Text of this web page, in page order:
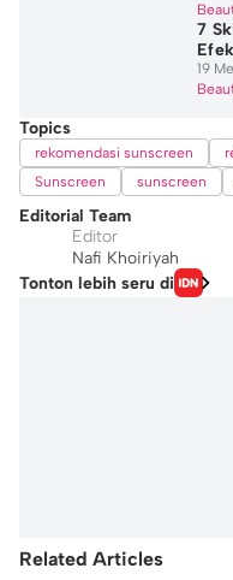
7
19
Topics
rekomendasi sunscreen
Sunscreen
sunscreen
Editorial Team
Editor
Nafi Khoiriyah
Tonton lebih seru di
Related Articles